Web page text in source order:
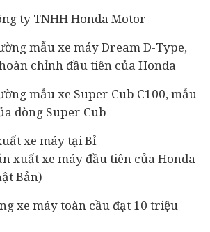
ty TNHH Honda Motor
mẫu xe máy Dream D-Type,
chỉnh đầu tiên của Honda
mẫu xe Super Cub C100, mẫu
dòng Super Cub
xe máy tại Bỉ
xuất xe máy đầu tiên của Honda
Bản)
xe máy toàn cầu đạt 10 triệu